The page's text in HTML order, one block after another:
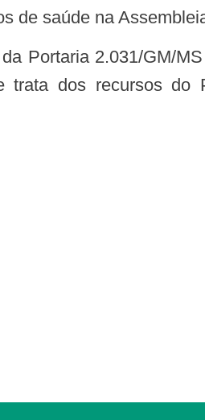
de saúde na
trata dos recursos